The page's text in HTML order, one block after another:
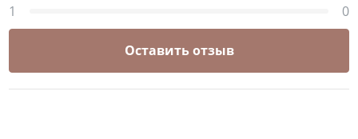
1
0
Оставить отзыв